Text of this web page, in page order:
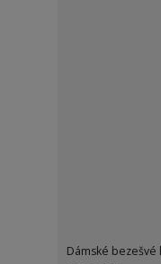
Dámské bezešvé